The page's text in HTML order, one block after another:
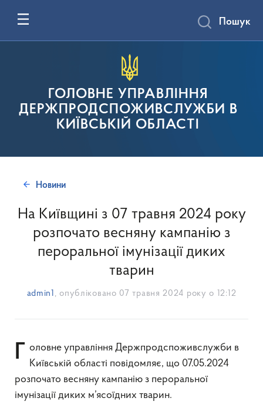
ГОЛОВНЕ УПРАВЛІННЯ
ДЕРЖПРОДСПОЖИВСЛУЖБИ В
КИЇВСЬКІЙ ОБЛАСТІ
Пошук
Новини
На Київщині з 07 травня 2024 року
розпочато весняну кампанію з
пероральної імунізації диких
тварин
admin1 , опубліковано 07 травня 2024 року о 12:12
Головне управління Держпродспоживслужби в
Київській області повідомляє, що 07.05.2024
розпочато весняну кампанію з пероральної
імунізації диких м’ясоїдних тварин.